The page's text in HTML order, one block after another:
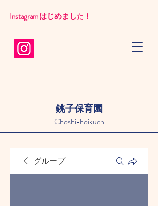
銚子保育園
Choshi-hoikuen
Instagram はじめました！​
グループ